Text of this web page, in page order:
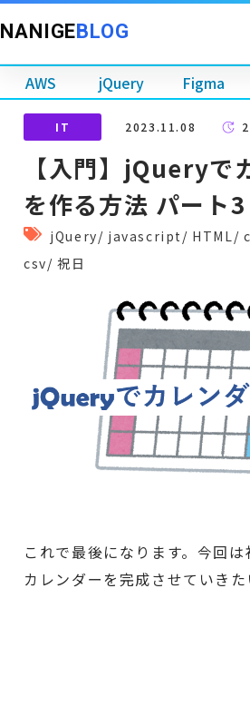
NANIGEBLOG
AWS jQuery Figma
IT 2023.11.08
【入門】jQueryで
を作る方法 パート3
jQuery/ javascript / HTML/
csv/祝日
これで最後になります。今回
カレンダーを完成させていきた